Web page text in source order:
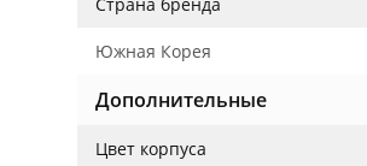
Южная Корея
Дополнительные
Цвет корпуса